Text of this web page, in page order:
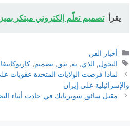
يقرأ تصميم تعلّم إلكتروني مبتكر
التصنيفات
أخبار الفن
الوسوم
التحول, الذي, به,تثق,تصميم,
لماذا فرضت الولايات المتحدة عقوبات
والإسرائيلية على إيران
مقتل سائق سوبربايك في حادث أثناء